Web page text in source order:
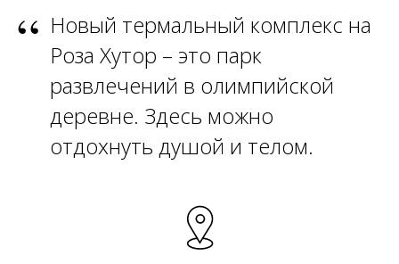
“ Новый термальный комплекс на
Роза Хутор – это парк
развлечений в олимпийской
деревне. Здесь можно
отдохнуть душой и телом.